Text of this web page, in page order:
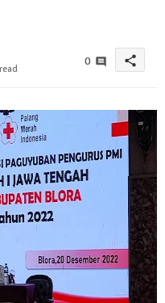
0 share